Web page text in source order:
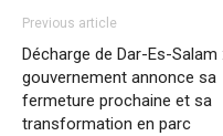
Previous article
Décharge de Dar-Es-Salam
gouvernement annonce sa
fermeture prochaine et sa
transformation en parc